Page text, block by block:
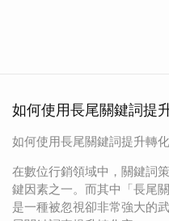
如何使用長尾關鍵詞提
如何使用長尾關鍵詞提升轉
在數位行銷領域中，關鍵詞
鍵因素之一。而其中「長尾
是一種被忽視卻非常強大的